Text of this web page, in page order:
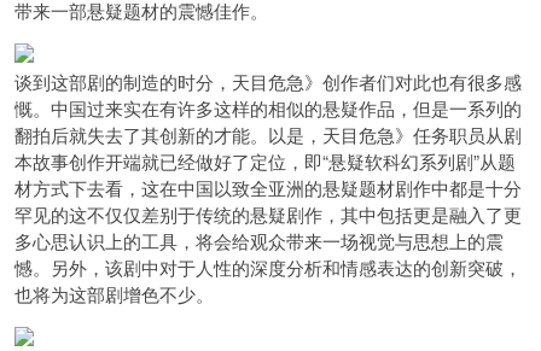
带来一部悬疑题材的震憾佳作。
谈到这部剧的制造的时分，天目危急》创作者们对此也有很多感
慨。中国过来实在有许多这样的相似的悬疑作品，但是一系列的
翻拍后就失去了其创新的才能。以是，天目危急》任务职员从剧
本故事创作开端就已经做好了定位，即“悬疑软科幻系列剧”从题
材方式下去看，这在中国以致全亚洲的悬疑题材剧作中都是十分
罕见的这不仅仅差别于传统的悬疑剧作，其中包括更是融入了更
多心思认识上的工具，将会给观众带来一场视觉与思想上的震
憾。另外，该剧中对于人性的深度分析和情感表达的创新突破，
也将为这部剧增色不少。